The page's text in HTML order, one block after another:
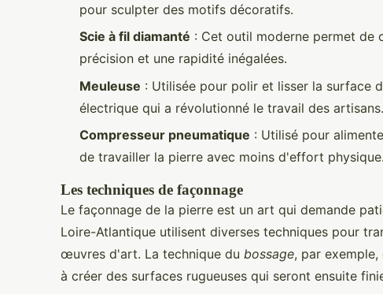
pour sculpter des motifs décoratifs.
Scie à fil diamanté : Cet outil moderne permet de
précision et une rapidité inégalées.
Meuleuse : Utilisée pour polir et lisser la surface
électrique qui a révolutionné le travail des artisans.
Compresseur pneumatique : Utilisé pour
de travailler la pierre avec moins d'effort physique.
Les techniques de façonnage
Le façonnage de la pierre est un art qui demande
Loire-Atlantique utilisent diverses techniques pour
œuvres d'art. La technique du bossage, par
à créer des surfaces rugueuses qui seront ensuite